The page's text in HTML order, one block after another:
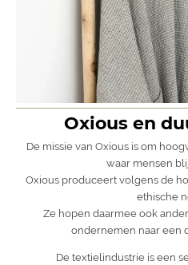
Oxious en
De missie van Oxious is om
waar mensen
Oxious produceert volgens de
ethische
Ze hopen daarmee ook
ondernemen naar een
De textielindustrie is een